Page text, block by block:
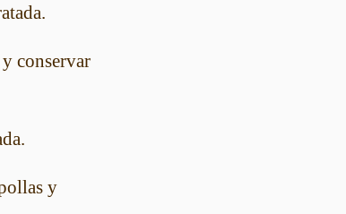
conservar
y